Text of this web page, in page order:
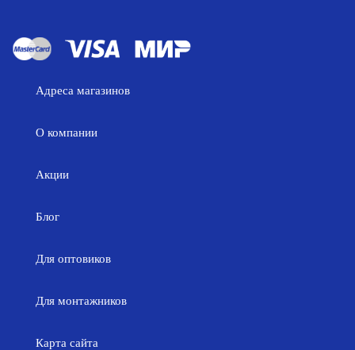
Адреса магазинов
О компании
Акции
Блог
Для оптовиков
Для монтажников
Карта сайта